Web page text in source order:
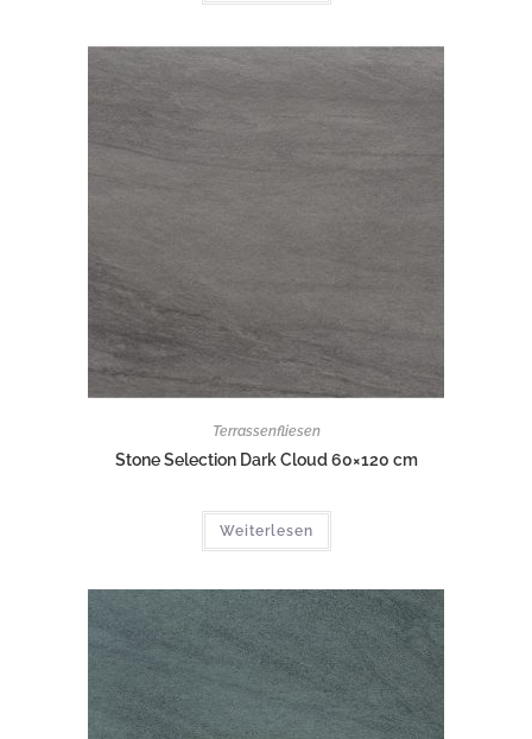
Terrassenfliesen
Stone Selection Dark Cloud 60×120 cm
Weiterlesen